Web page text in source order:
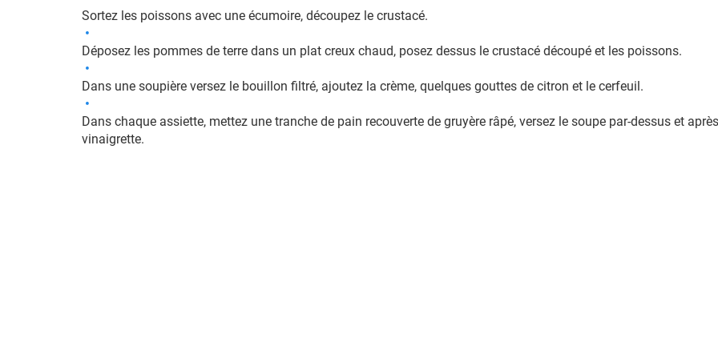
Sortez les poissons avec une écumoire, découpez le crustacé.
Déposez les pommes de terre dans un plat creux chaud, posez dessus le crustacé découpé et les poissons.
Dans une soupière versez le bouillon filtré, ajoutez la crème, quelques gouttes de citron et le cerfeuil.
Dans chaque assiette, mettez une tranche de pain recouverte de gruyère râpé, versez le soupe par-dessus et
vinaigrette.